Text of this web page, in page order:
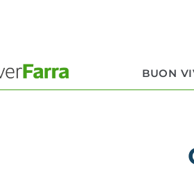
BUON